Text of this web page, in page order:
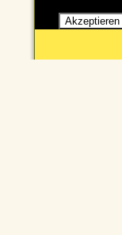
Akzeptieren